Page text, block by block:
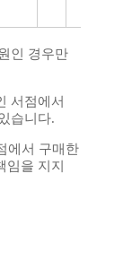
인 경우만
서점에서
습니다.
에서 구매한
임을 지지